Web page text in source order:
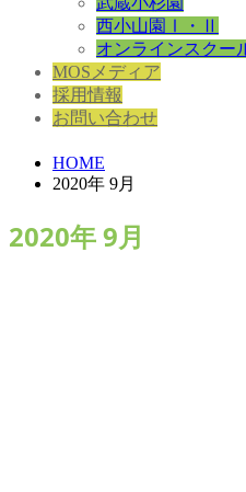
西小山園Ⅰ・Ⅱ
オンラインスクー
MOSメディア
採用情報
お問い合わせ
HOME
2020年 9月
2020年 9月